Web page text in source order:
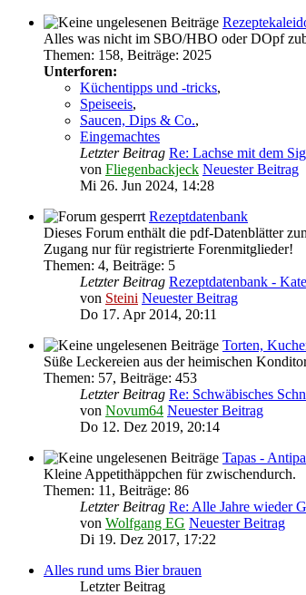
Alles was nicht im SBO/HBO oder DOpf
Themen: 158, Beiträge: 2025
Unterforen:
Küchentipps und -tricks,
Speiseeis,
Saucen, Dips & Co.,
Eingemachtes
Letzter Beitrag Re: Lachse mit dem
von Fliegenbackjeck Neuester Beitrag
Mi 26. Jun 2024, 14:28
Rezeptdatenbank
Dieses Forum enthält die pdf-Datenblätter
Zugang nur für registrierte Forenmitglieder!
Themen: 4, Beiträge: 5
Letzter Beitrag Rezeptdatenbank -
von Steini Neuester Beitrag
Do 17. Apr 2014, 20:11
Torten,
Süße Leckereien aus der heimischen
Themen: 57, Beiträge: 453
Letzter Beitrag Re: Schwäbisches
von Novum64 Neuester Beitrag
Do 12. Dez 2019, 20:14
Tapas -
Kleine Appetithäppchen für zwischendurch.
Themen: 11 , Beiträge: 86
Letzter Beitrag Re: Alle Jahre wieder
von Wolfgang EG Neuester Beitrag
Di 19. Dez 2017, 17:22
Alles rund ums Bier brauen
Letzter Beitrag